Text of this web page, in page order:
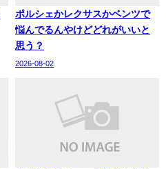
ポルシェかレクサスかベンツで
悩んでるんやけどどれがいいと
思う？
2026-08-02